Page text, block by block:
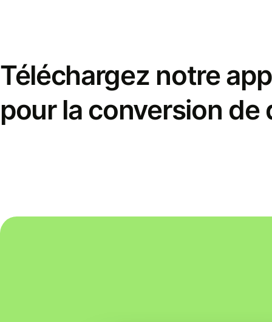
Téléchargez notre
pour la conversion de